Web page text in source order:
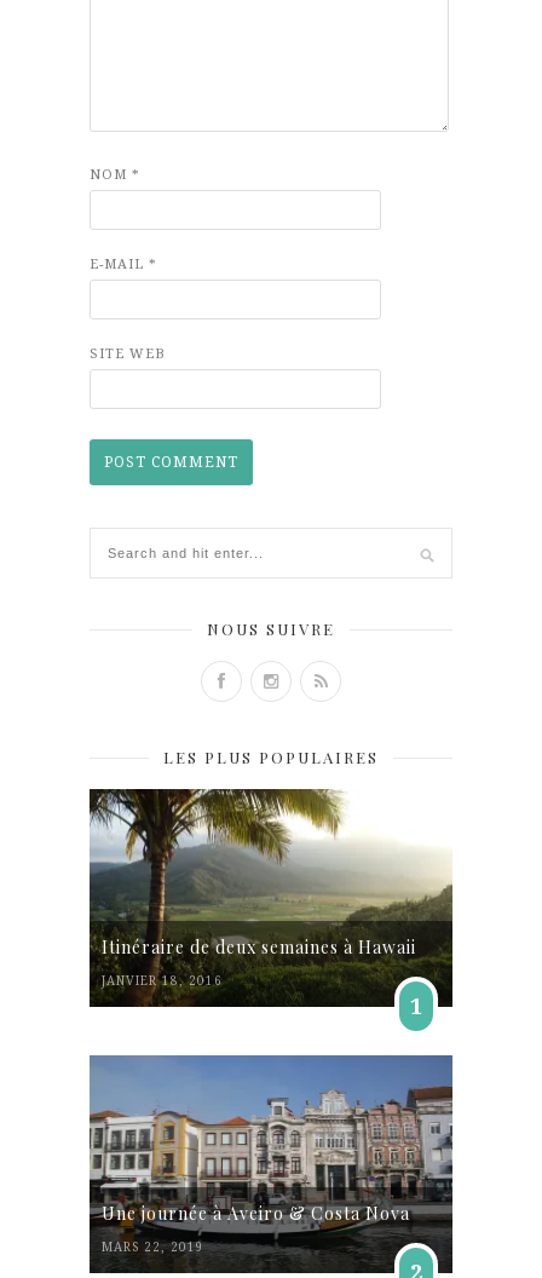
NOM *
E-MAIL *
SITE WEB
NOUS SUIVRE
LES PLUS POPULAIRES
Itinéraire de deux semaines à Hawaii
JANVIER 18, 2016
1
Une journée à Aveiro & Costa Nova
MARS 22, 2019
2